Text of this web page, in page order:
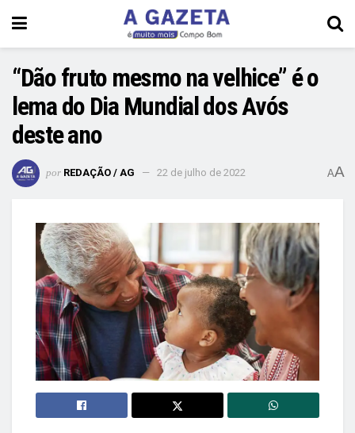
“Dão fruto mesmo na velhice” é o
lema do Dia Mundial dos Avós
deste ano
por REDAÇÃO / AG 22 de julho de 2022 AA